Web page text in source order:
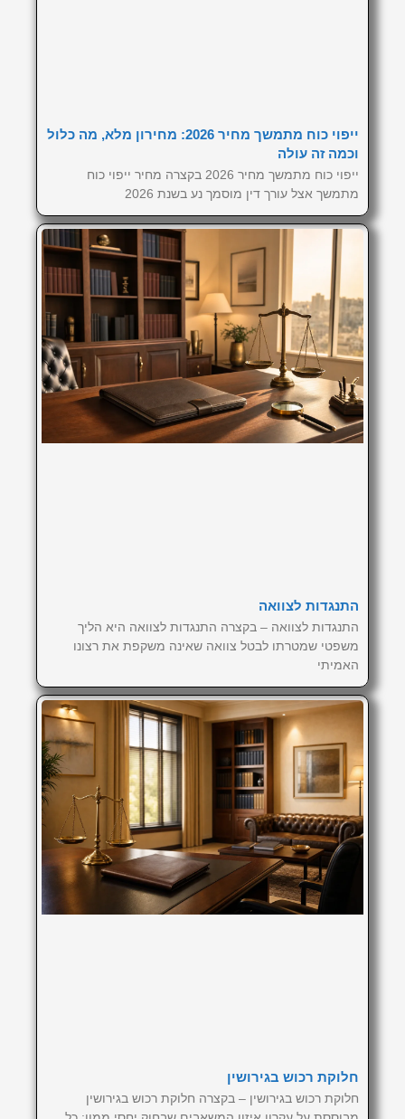
ייפוי כוח מתמשך מחיר 2026: מחירון מלא, מה כלול
וכמה זה עולה
ייפוי כוח מתמשך מחיר 2026 בקצרה מחיר ייפוי כוח
מתמשך אצל עורך דין מוסמך נע בשנת 2026
התנגדות לצוואה
התנגדות לצוואה – בקצרה התנגדות לצוואה היא הליך
משפטי שמטרתו לבטל צוואה שאינה משקפת את רצונו
האמיתי
חלוקת רכוש בגירושין
חלוקת רכוש בגירושין – בקצרה חלוקת רכוש בגירושין